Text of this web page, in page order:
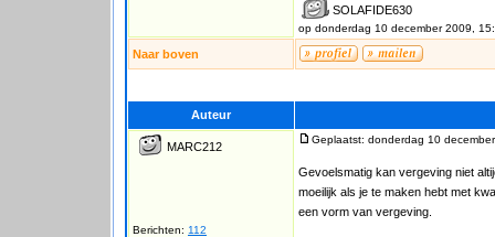
SOLAFIDE630
op donderdag 10 december 2009,
Naar boven
Auteur
MARC212
Berichten: 112
Geplaatst: donderdag 10
Gevoelsmatig kan vergeving niet
moeilijk als je te maken hebt met
een vorm van vergeving.